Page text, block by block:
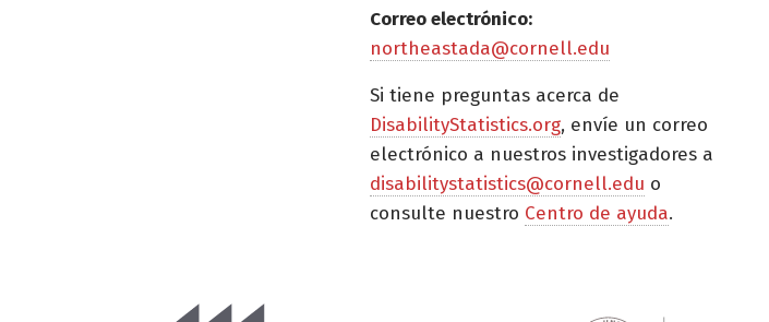
Correo electrónico:
northeastada@cornell.edu
Si tiene preguntas acerca de
DisabilityStatistics.org, envíe un correo
electrónico a nuestros investigadores a
disabilitystatistics@cornell.edu o
consulte nuestro Centro de ayuda.